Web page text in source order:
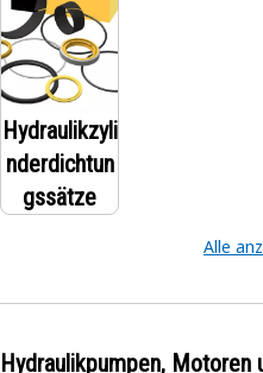
Hydraulikzyli
nderdichtun
gssätze
Alle
Hydraulikpumpen, Motoren